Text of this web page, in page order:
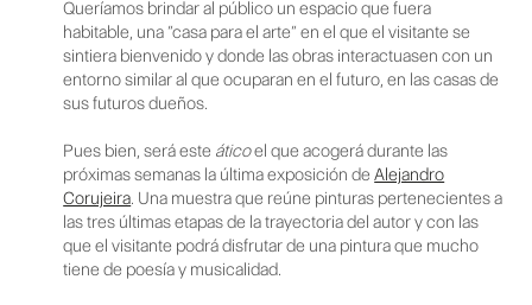
Queríamos brindar al público un espacio que fuera
habitable, una “casa para el arte” en el que el visitante se
sintiera bienvenido y donde las obras interactuasen con un
entorno similar al que ocuparan en el futuro, en las casas de
sus futuros dueños.
Pues bien, será este áticoel que acogerá durante las
próximas semanas la última exposición deAlejandro
Corujeira. Una muestra que reúne pinturas pertenecientes a
las tres últimas etapas de la trayectoria del autor y con las
que el visitante podrá disfrutar de una pintura que mucho
tiene de poesía y musicalidad.